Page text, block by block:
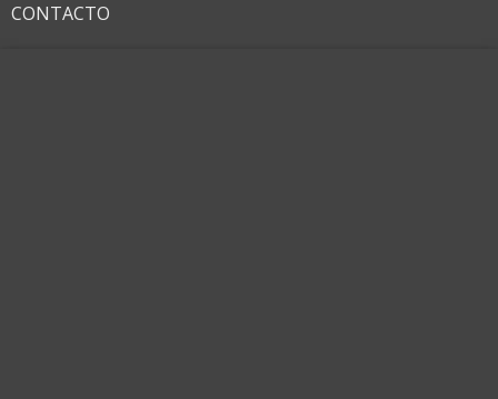
CONTACTO